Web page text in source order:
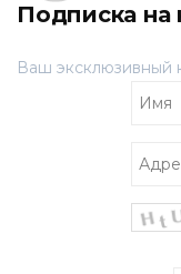
Подписка на
Ваш эксклюзивный